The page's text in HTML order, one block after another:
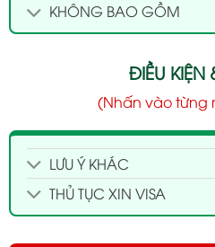
KHÔNG BAO GỒM
ĐIỀU KIỆN
(Nhấn vào từng
LƯU Ý KHÁC
THỦ TỤC XIN VISA